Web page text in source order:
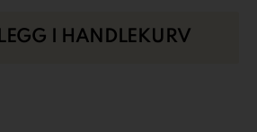
LEGG I HANDLEKURV